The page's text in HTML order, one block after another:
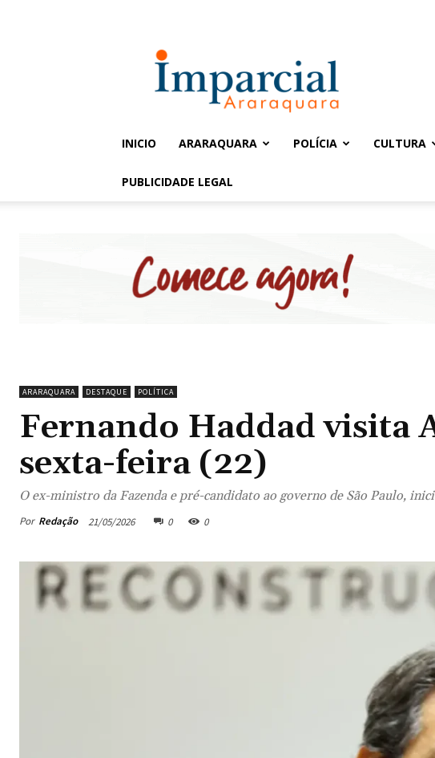
Imparcial
INICIO ARARAQUARA POLÍCIA CULTURA
PUBLICIDADE LEGAL
ARARAQUARA DESTAQUE POLÍTICA
Fernando Haddad visita
sexta-feira (22)
O ex-ministro da Fazenda e pré-candidato ao governo de São Paulo,
Por Redação 21/05/2026 0 0